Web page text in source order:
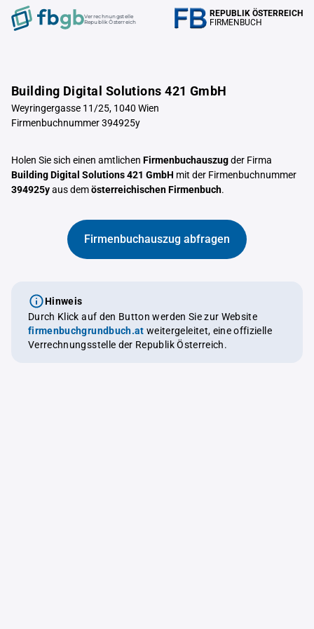
Verrechnungstelle
Republik Österreich
REPUBLIK ÖSTERREICH
FIRMENBUCH
Building Digital Solutions 421 GmbH
Weyringergasse 11/25, 1040 Wien
Firmenbuchnummer 394925y
Holen Sie sich einen amtlichen Firmenbuchauszugder Firma
Building Digital Solutions 421 GmbH mit der Firmenbuchnummer
394925yaus demösterreichischen Firmenbuch.
Firmenbuchauszug abfragen
Hinweis
Durch Klick auf den Button werden Sie zur Website
firmenbuchgrundbuch.at weitergeleitet, eine offizielle
Verrechnungsstelle der Republik Österreich.